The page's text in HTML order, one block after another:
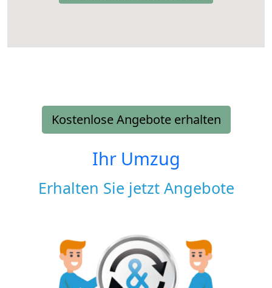
Kostenlose Angebote erhalten
Ihr Umzug
Erhalten Sie jetzt Angebote